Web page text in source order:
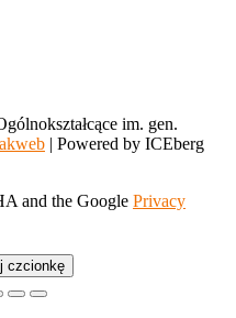
im. gen.
| Powered by ICEberg
and the Google Privacy
czcionkę